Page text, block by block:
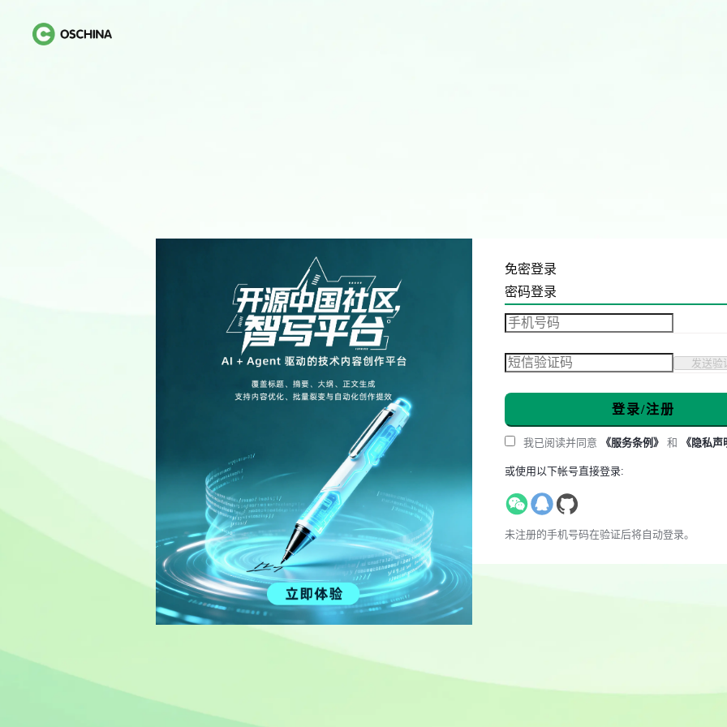
免密登录
密码登录
发送验
登录/注册
我已阅读并同意 《服务条例》 和 《隐私声
或使用以下帐号直接登录:
未注册的手机号码在验证后将自动登录。